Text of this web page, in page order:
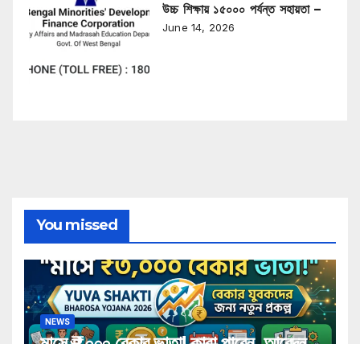
উচ্চ শিক্ষায় ১৫০০০ পর্যন্ত সহায়তা –
June 14, 2026
You missed
NEWS